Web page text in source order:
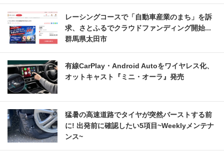
レーシングコースで「自動車産業のまち」を訴
求、さとふるでクラウドファンディング開始...
群馬県太田市
有線CarPlay・Android Autoをワイヤレス化、
オットキャスト『ミニ・オーラ』発売
猛暑の高速道路でタイヤが突然バーストする前
に! 出発前に確認したい5項目~Weeklyメンテナ
ンス~